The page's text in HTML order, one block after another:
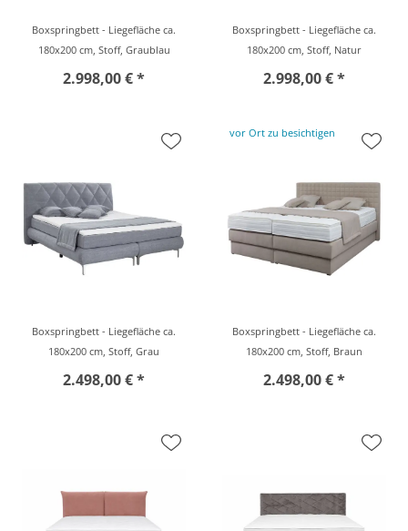
Boxspringbett - Liegefläche ca.
180x200 cm, Stoff, Graublau
2.998,00 € *
Boxspringbett - Liegefläche ca.
180x200 cm, Stoff, Natur
2.998,00 € *
Boxspringbett - Liegefläche ca.
180x200 cm, Stoff, Grau
2.498,00 € *
vor Ort zu besichtigen
Boxspringbett - Liegefläche ca.
180x200 cm, Stoff, Braun
2.498,00 € *